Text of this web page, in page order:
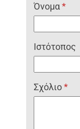
Όνομα*
Ιστότοπος
Σχόλιο*